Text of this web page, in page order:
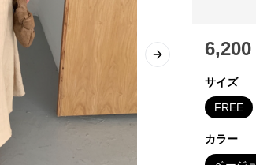
Next slide
6,200
サイズ
FREE
カラー